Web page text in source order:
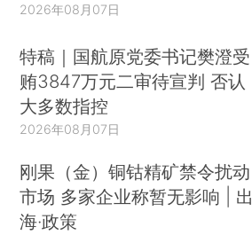
2026年08月07日
特稿｜国航原党委书记樊澄受
贿3847万元二审待宣判 否认
大多数指控
2026年08月07日
刚果（金）铜钴精矿禁令扰动
市场 多家企业称暂无影响 | 出
海·政策